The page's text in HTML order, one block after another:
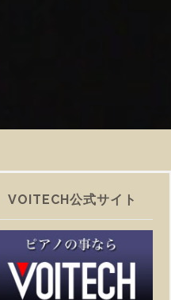
VOITECH公式サイト